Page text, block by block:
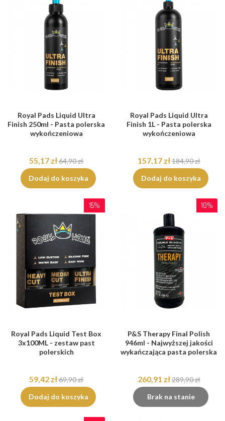
Royal Pads Liquid Ultra
Finish 250ml - Pasta polerska
wykończeniowa
55,17 zł64,90 zł
Dodaj do koszyka
Royal Pads Liquid Ultra
Finish 1L - Pasta polerska
wykończeniowa
157,17 zł184,90 zł
Dodaj do koszyka
15%
Royal Pads Liquid Test Box
3x100ML - zestaw past
polerskich
59,42 zł69,90 zł
Dodaj do koszyka
10%
P&S Therapy Final Polish
946ml - Najwyższej jakości
wykańczająca pasta polerska
260,91 zł289,90 zł
Brak na stanie